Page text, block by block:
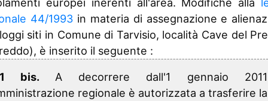
12/2014 al 31/12/2014
09/2014 al 03/12/2014
03/07/2014 al 31/08/2014
11/04/2014 al 02/07/2014
04/2014 al 10/04/2014
20/02/2014 al 02/04/2014
01/2014 al 19/02/2014
44/1993 in materia di assegnazione e
siti in Comune di Tarvisio, località Cave del
è inserito il seguente :
bis. A decorrere dall'1 gennaio 2011
regionale è autorizzata a trasferire la